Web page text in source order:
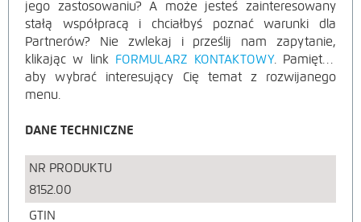
jego zastosowaniu? A może jesteś zainteresowany
stałą współpracą i chciałbyś poznać warunki dla
Partnerów? Nie zwlekaj i prześlij nam zapytanie,
klikając w link FORMULARZ KONTAKTOWY. Pamiętaj,
aby wybrać interesujący Cię temat z rozwijanego
menu.
DANE TECHNICZNE
NR PRODUKTU
8152.00
GTIN